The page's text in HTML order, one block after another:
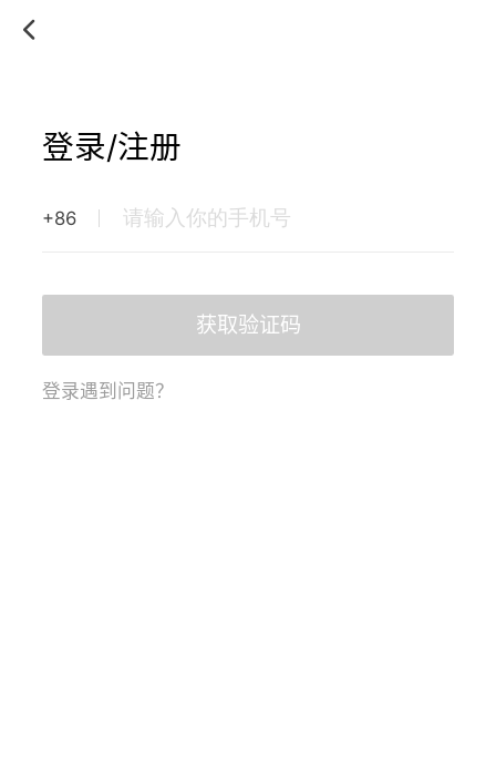
登录/注册
+86
获取验证码
登录遇到问题？